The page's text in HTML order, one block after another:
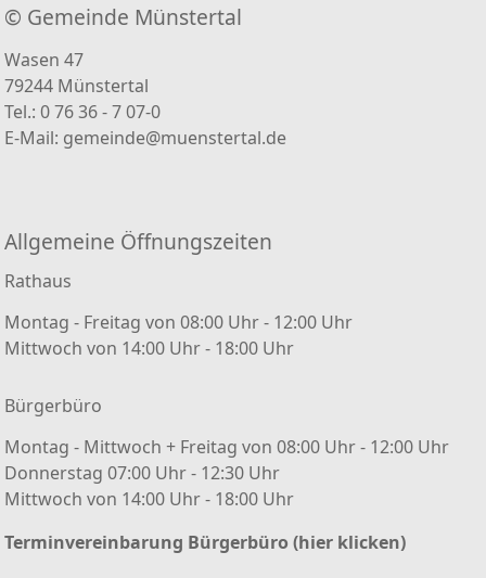
© Gemeinde Münstertal
Wasen 47
79244 Münstertal
Tel.: 0 76 36 - 7 07-0
E-Mail: gemeinde@muenstertal.de
Allgemeine Öffnungszeiten
Rathaus
Montag - Freitag von 08:00 Uhr - 12:00 Uhr
Mittwoch von 14:00 Uhr - 18:00 Uhr
Bürgerbüro
Montag - Mittwoch + Freitag von 08:00 Uhr - 12:00 Uhr
Donnerstag 07:00 Uhr - 12:30 Uhr
Mittwoch von 14:00 Uhr - 18:00 Uhr
Terminvereinbarung Bürgerbüro (hier klicken)